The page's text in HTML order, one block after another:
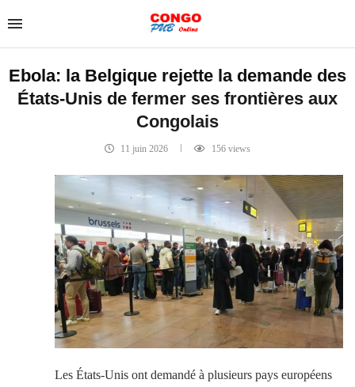
Ebola: la Belgique rejette la demande des
États-Unis de fermer ses frontières aux
Congolais
11 juin 2026 156 views
Les États-Unis ont demandé à plusieurs pays européens